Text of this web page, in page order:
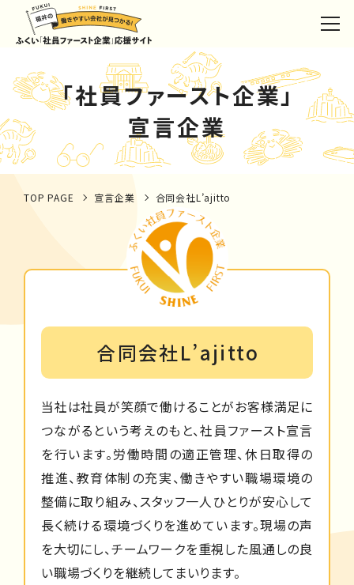
「社員ファースト企業」
宣言企業
TOP PAGE 宣言企業 合同会社L’ajitto
合同会社L’ajitto
当社は社員が笑顔で働けることがお客様満足に
つながるという考えのもと、社員ファースト宣言
を行います。労働時間の適正管理、休日取得の
推進、教育体制の充実、働きやすい職場環境の
整備に取り組み、スタッフ一人ひとりが安心して
長く続ける環境づくりを進めています。現場の声
を大切にし、チームワークを重視した風通しの良
い職場づくりを継続してまいります。